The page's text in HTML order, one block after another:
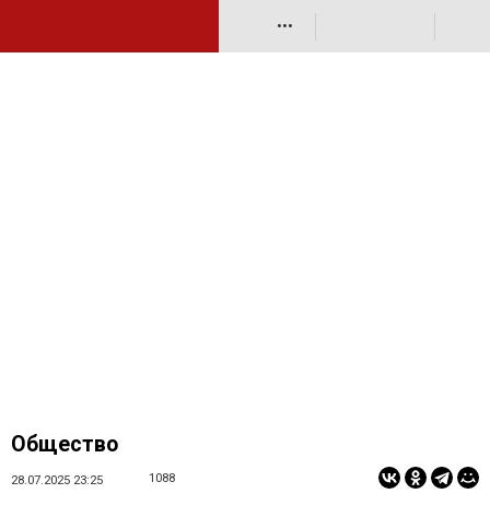
•••
Общество
28.07.2025 23:25 1088